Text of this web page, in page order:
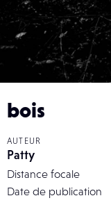
bois
AUTEUR
Patty
Distance focale
Date de publication